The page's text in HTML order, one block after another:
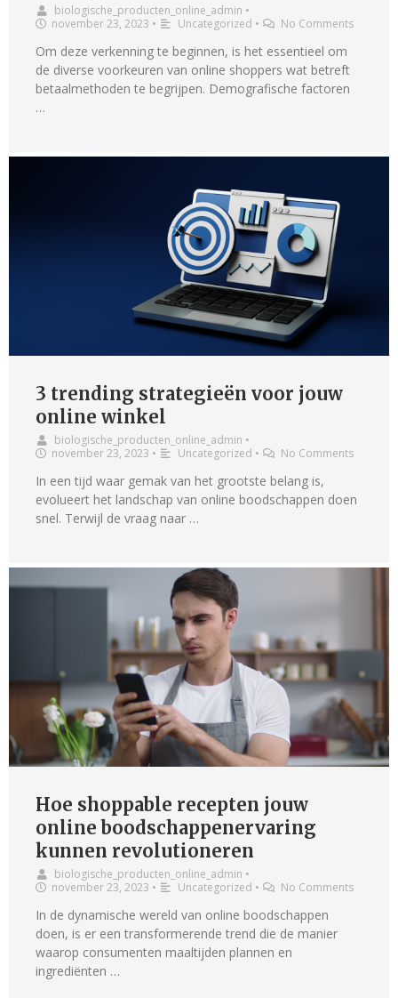
biologische_producten_online_admin •
november 23, 2023 • Uncategorized • No Comments
Om deze verkenning te beginnen, is het essentieel om
de diverse voorkeuren van online shoppers wat betreft
betaalmethoden te begrijpen. Demografische factoren
…
3 trending strategieën voor jouw
online winkel
biologische_producten_online_admin •
november 23, 2023 • Uncategorized • No Comments
In een tijd waar gemak van het grootste belang is,
evolueert het landschap van online boodschappen doen
snel. Terwijl de vraag naar …
Hoe shoppable recepten jouw
online boodschappenervaring
kunnen revolutioneren
biologische_producten_online_admin •
november 23, 2023 • Uncategorized • No Comments
In de dynamische wereld van online boodschappen
doen, is er een transformerende trend die de manier
waarop consumenten maaltijden plannen en
ingrediënten …